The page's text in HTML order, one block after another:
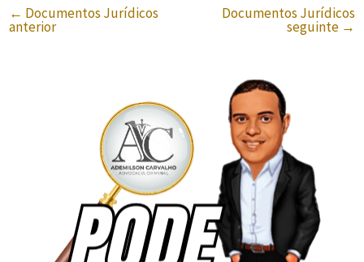
← Documentos Jurídicos
anterior
Documentos Jurídicos
seguinte →